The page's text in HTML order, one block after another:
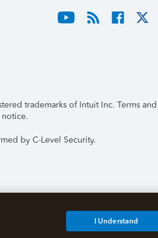
trademarks of Intuit Inc. Terms
by C-Level Security.
I Understand